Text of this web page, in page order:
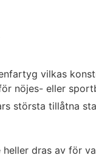
vilkas
nöjes- eller
största tillåtna
heller dras av för